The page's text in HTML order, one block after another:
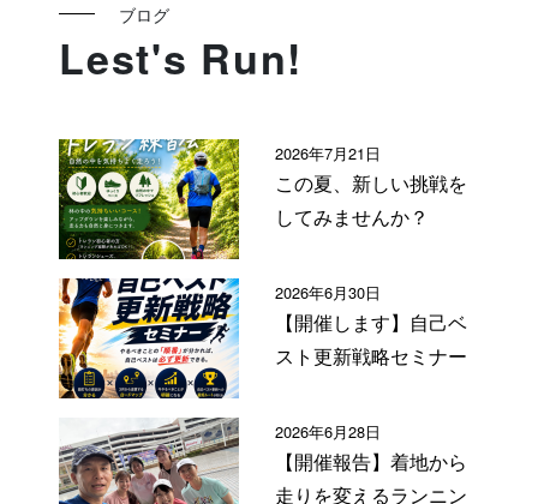
ブログ
Lest's Run!
2026年7月21日
この夏、新しい挑戦を
してみませんか？
2026年6月30日
【開催します】自己ベ
スト更新戦略セミナー
2026年6月28日
【開催報告】着地から
走りを変えるランニン